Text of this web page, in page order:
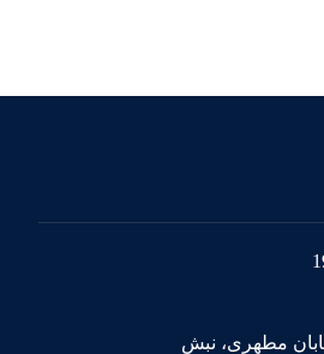
مطهری، نبش